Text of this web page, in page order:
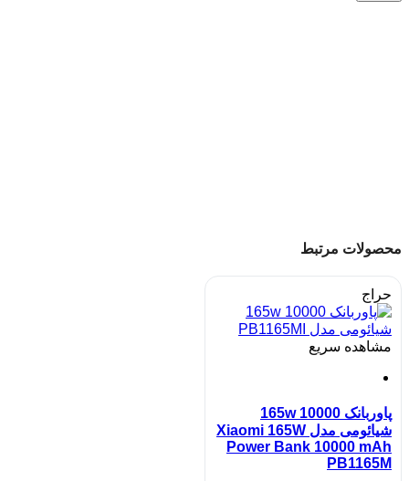
محصولات مرتبط
حراج
مشاهده سریع
پاوربانک 10000 165w
شیائومی مدل Xiaomi 165W
Power Bank 10000 mAh
PB1165M